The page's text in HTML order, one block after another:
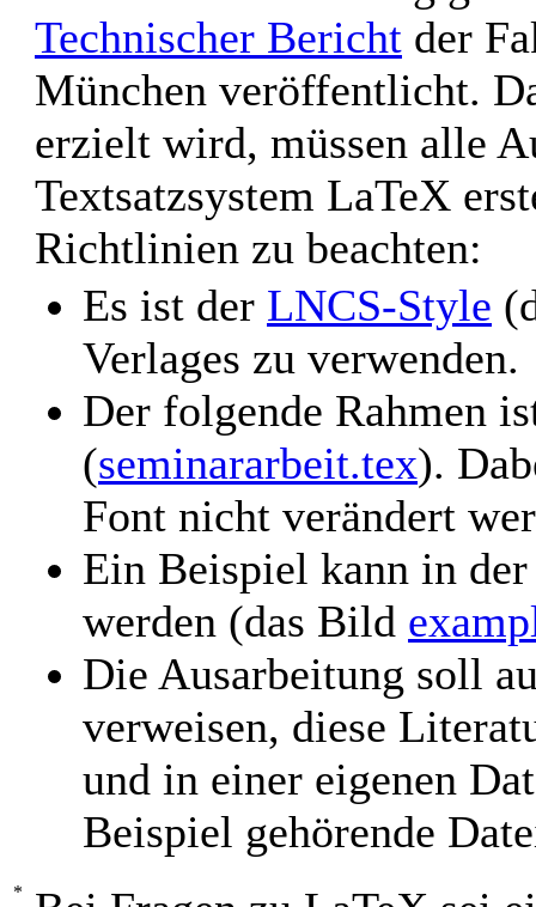
Technischer Bericht der
München veröffentlicht.
erzielt wird, müssen alle
Textsatzsystem LaTeX
Richtlinien zu beachten:
Es ist der LNCS-Style
Verlages zu verwenden.
Der folgende Rahmen
(seminararbeit.tex).
Font nicht verändert
Ein Beispiel kann in
werden (das Bild
Die Ausarbeitung soll
verweisen, diese
und in einer eigenen
Beispiel gehörende